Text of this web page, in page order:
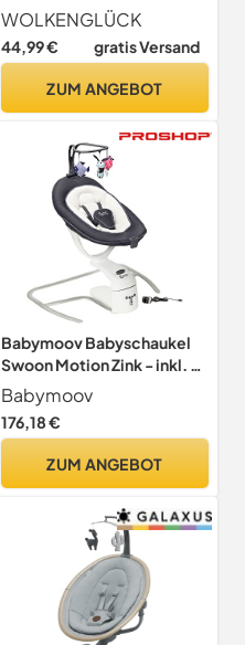
Monaten bis 6+ Jahre] |
Mitwachsende
Kinderschaukel für Outdoor
Schaukel inkl. Rückenlehne
WOLKENGLÜCK
44,99 € gratis Versand
ZUM ANGEBOT
Babymoov Babyschaukel
Swoon Motion Zink - inkl. 8
Melodien, 360° Sitzfläche,
verstellbare Rückenlehne
und Bewegungsmelder, 1
Babymoov
176,18 €
ZUM ANGEBOT